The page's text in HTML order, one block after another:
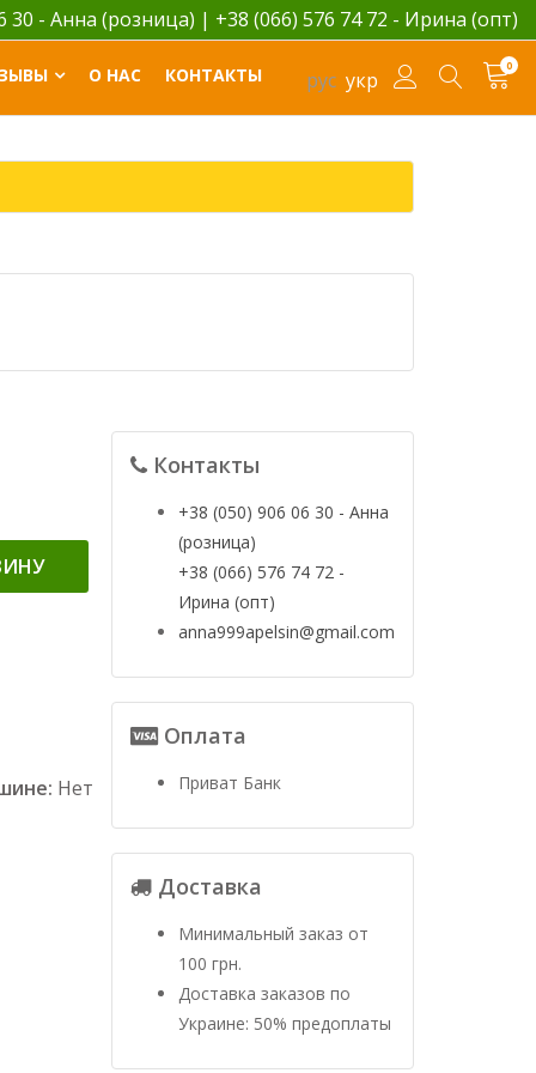
30 - Анна (розница) | +38 (066) 576 74 72 - Ирина (опт)
рус укр
0
О НАС КОНТАКТЫ
Нет
Контакты
+38 (050) 906 06 30 - Анна
(розница)
+38 (066) 576 74 72 -
Ирина (опт)
anna999apelsin@gmail.com
Оплата
Приват Банк
Доставка
Минимальный заказ от
100 грн.
Доставка заказов по
Украине: 50% предоплаты